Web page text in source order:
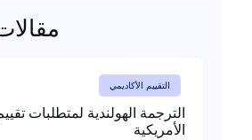
التقييم الأكاديمي
الترجمة الهولندية لمتطلبات
الأمريكية